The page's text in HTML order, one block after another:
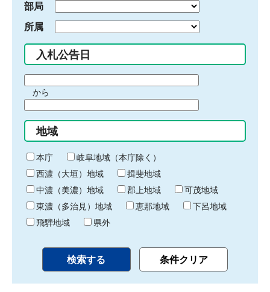
部局
所属
入札公告日
間
始
り
から
間
終
わ
り
地域
本庁
岐阜地域（本庁除く）
西濃（大垣）地域
揖斐地域
中濃（美濃）地域
郡上地域
可茂地域
東濃（多治見）地域
恵那地域
下呂地域
飛騨地域
県外